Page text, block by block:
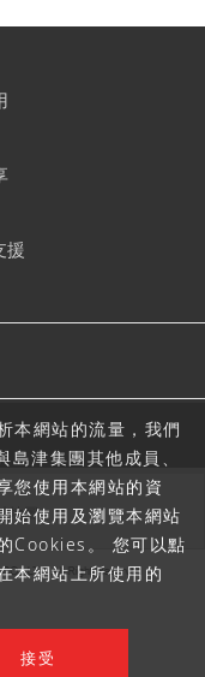
本網站的流量，我們
津集團其他成員、
您使用本網站的資
始使用及瀏覽本網站
Cookies。 您可以點
本網站上所使用的
接受
援
地圖